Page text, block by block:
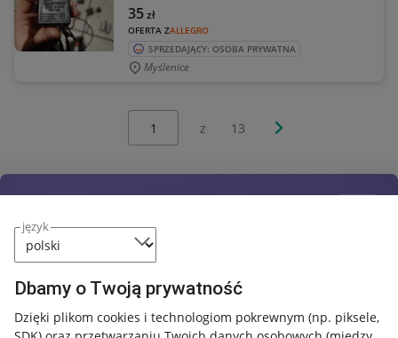
język
Dbamy o Twoją prywatność
Dzięki plikom cookies i technologiom pokrewnym (np. piksele,
OFERTA ZALLEGRO
35zł
SPRZEDAJĄCY: OSOBA PRYWATNA
Myślenice
z 13 Następna strona